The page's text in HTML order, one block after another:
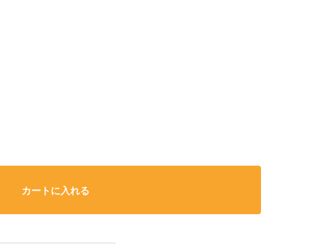
カートに入れる